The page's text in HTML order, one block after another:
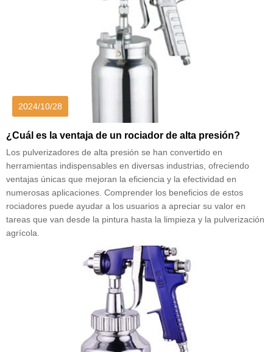
2024/10/28
¿Cuál es la ventaja de un rociador de alta presión?
Los pulverizadores de alta presión se han convertido en
herramientas indispensables en diversas industrias, ofreciendo
ventajas únicas que mejoran la eficiencia y la efectividad en
numerosas aplicaciones. Comprender los beneficios de estos
rociadores puede ayudar a los usuarios a apreciar su valor en
tareas que van desde la pintura hasta la limpieza y la pulverización
agrícola.